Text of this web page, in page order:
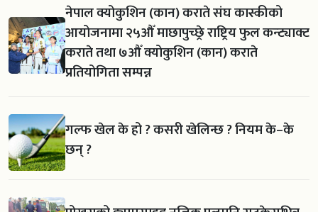
नेपाल क्योकुशिन (कान) कराते संघ कास्कीको
आयोजनामा २५औँ माछापुच्छ्रे राष्ट्रिय फुल कन्ट्याक्ट
कराते तथा ७औँ क्योकुशिन (कान) कराते
प्रतियोगिता सम्पन्न
गल्फ खेल के हो ? कसरी खेलिन्छ ? नियम के–के
छन् ?